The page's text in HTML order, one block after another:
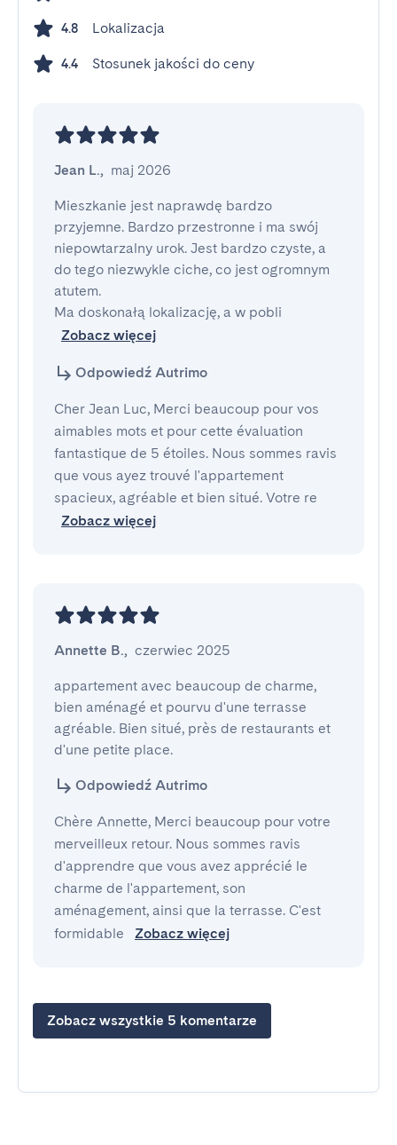
4.8 Lokalizacja
4.4 Stosunek jakości do ceny
Jean L., maj 2026
Mieszkanie jest naprawdę bardzo
przyjemne. Bardzo przestronne i ma swój
niepowtarzalny urok. Jest bardzo czyste, a
do tego niezwykle ciche, co jest ogromnym
atutem.
Ma doskonałą lokalizację, a w pobli
Zobacz więcej
Odpowiedź Autrimo
Cher Jean Luc, Merci beaucoup pour vos
aimables mots et pour cette évaluation
fantastique de 5 étoiles. Nous sommes ravis
que vous ayez trouvé l'appartement
spacieux, agréable et bien situé. Votre re
Zobacz więcej
Annette B., czerwiec 2025
appartement avec beaucoup de charme,
bien aménagé et pourvu d'une terrasse
agréable. Bien situé, près de restaurants et
d'une petite place.
Odpowiedź Autrimo
Chère Annette, Merci beaucoup pour votre
merveilleux retour. Nous sommes ravis
d'apprendre que vous avez apprécié le
charme de l'appartement, son
aménagement, ainsi que la terrasse. C'est
formidable
Zobacz więcej
Zobacz wszystkie 5 komentarze